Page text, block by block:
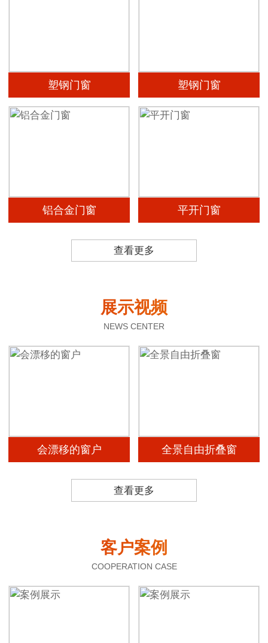
塑钢门窗 塑钢门窗
铝合金门窗 平开门窗
查看更多
展示视频
NEWS CENTER
会漂移的窗户 全景自由折叠窗
查看更多
客户案例
COOPERATION CASE